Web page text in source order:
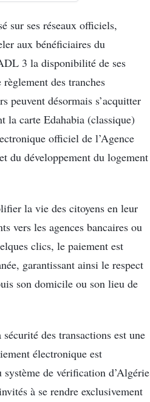
sur ses réseaux officiels,
aux bénéficiaires du
3 la disponibilité de ses
des tranches
peuvent désormais s’acquitter
la carte Edahabia (classique)
officiel de l’Agence
du développement du logement
la vie des citoyens en leur
vers les agences bancaires ou
clics, le paiement est
garantissant ainsi le respect
son domicile ou son lieu de
des transactions est une
électronique est
système de vérification d’Algérie
à se rendre exclusivement